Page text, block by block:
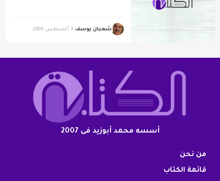
شعبان يوسف 3 أغسطس 2009
أسسه محمد أبوزيد فى 2007
من نحن
قائمة الكتاب